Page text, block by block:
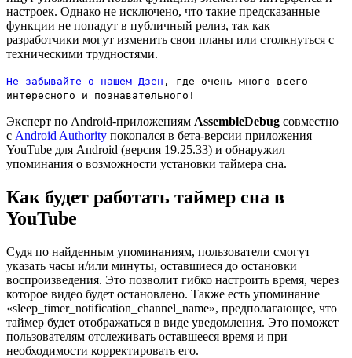
настроек. Однако не исключено, что такие предсказанные
функции не попадут в публичный релиз, так как
разработчики могут изменить свои планы или столкнуться с
техническими трудностями.
Не забывайте о нашем Дзен , где очень много всего
интересного и познавательного!
Эксперт по Android-приложениям AssembleDebug совместно
с Android Authority покопался в бета-версии приложения
YouTube для Android (версия 19.25.33) и обнаружил
упоминания о возможности установки таймера сна.
Как будет работать таймер сна в
YouTube
Судя по найденным упоминаниям, пользователи смогут
указать часы и/или минуты, оставшиеся до остановки
воспроизведения. Это позволит гибко настроить время, через
которое видео будет остановлено. Также есть упоминание
«sleep_timer_notification_channel_name», предполагающее, что
таймер будет отображаться в виде уведомления. Это поможет
пользователям отслеживать оставшееся время и при
необходимости корректировать его.